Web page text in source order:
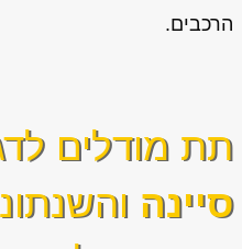
הרכבים.
תת מודלים
סיינה